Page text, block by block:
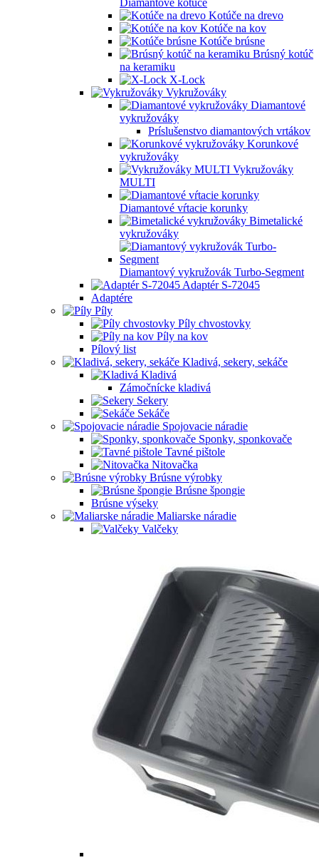
Diamantové kotúče
Kotúče na drevo
Kotúče na kov
Kotúče brúsne
Brúsný kotúč
na keramiku
X-Lock
Vykružováky
Diamantové
vykružováky
Príslušenstvo diamantových vrtákov
Korunkové
vykružováky
Vykružováky
MULTI
Diamantové vŕtacie korunky
Bimetalické
vykružováky
Diamantový vykružovák Turbo-Segment
Adaptér S-72045
Adaptére
Píly
Píly chvostovky
Píly na kov
Pílový list
Kladivá, sekery, sekáče
Kladivá
Zámočnícke kladivá
Sekery
Sekáče
Spojovacie náradie
Sponky, sponkovače
Tavné pištole
Nitovačka
Brúsne výrobky
Brúsne špongie
Brúsne výseky
Maliarske náradie
Valčeky